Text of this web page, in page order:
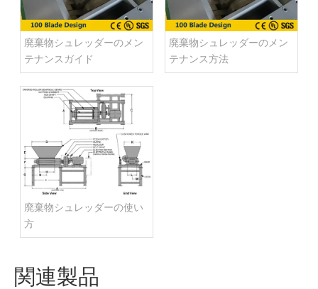
廃棄物シュレッダーのメン
テナンスガイド
廃棄物シュレッダーのメン
テナンス方法
廃棄物シュレッダーの使い
方
関連製品